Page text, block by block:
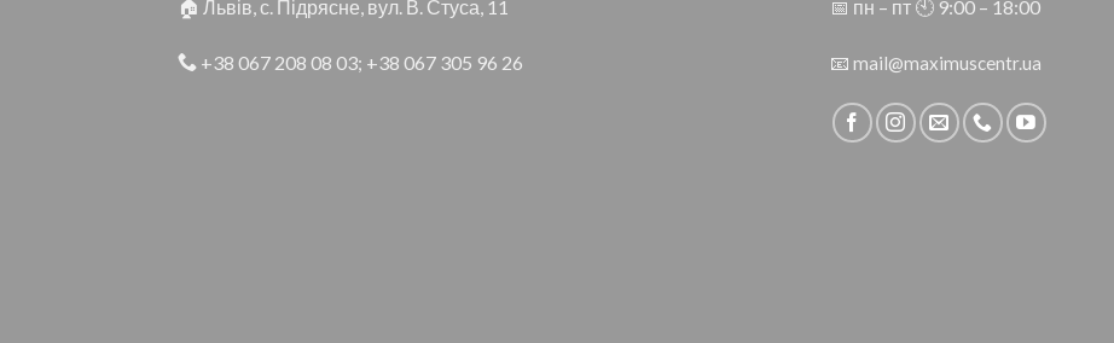
🏠 Львів, с. Підрясне, вул. В. Стуса, 11
+38 067 208 08 03; +38 067 305 96 26
📅 пн – пт 🕙︎ 9:00 – 18:00
📧 mail@maximuscentr.ua